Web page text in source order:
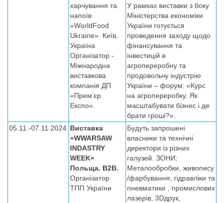
харчування та
напоїв
«WorldFood
Ukraine». Київ,
Україна
Організатор -
Міжнародна
виставкова
компанія ДП
«Прем’єр
Експо».
У рамках виставки з боку
Міністерства економіки
України готується
проведення заходу щодо
фінансування та
інвестицій в
агропереробну та
продовольчу індустрію
України – форум: «Курс
на агропереробку. Як
масштабувати бізнес і де
брати гроші?».
05.11.-07.11.2024 Виставка
«WWARSAW
INDASTRY
WEEK»
Польща. B2B.
Організатор
ТПП України
Будуть запрошені
власники та технічні
директори із різних
галузей. ЗОНИ:
Металообробки, живопису
/фарбування, гідравліки та
пневматики , промислових
лазерів, 3Dдрук,